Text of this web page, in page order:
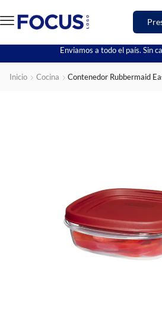
Enviamos a todo el país. Sin
Inicio Cocina Contenedor Rubbermaid